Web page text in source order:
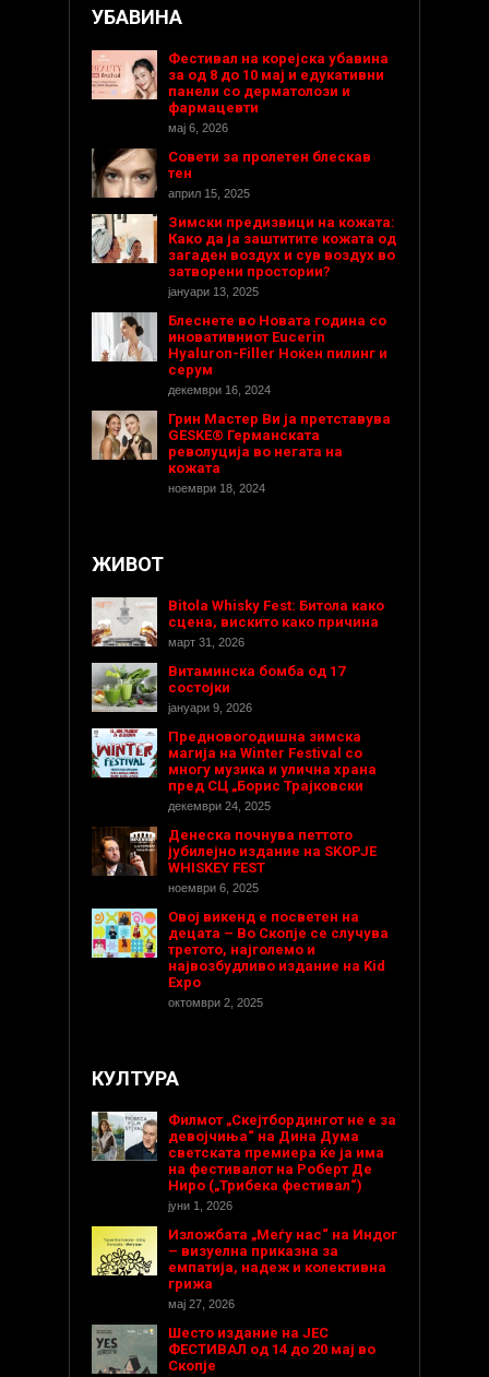
УБАВИНА
Фестивал на корејска убавина
за од 8 до 10 мај и едукативни
панели со дерматолози и
фармацевти
мај 6, 2026
Совети за пролетен блескав
тен
април 15, 2025
Зимски предизвици на кожата:
Како да ја заштитите кожата од
загаден воздух и сув воздух во
затворени простории?
јануари 13, 2025
Блеснете во Новата година со
иновативниот Eucerin
Hyaluron-Filler Ноќен пилинг и
серум
декември 16, 2024
Грин Мастер Ви ја претставува
GESKE® Германската
револуција во негата на
кожата
ноември 18, 2024
ЖИВОТ
Bitola Whisky Fest: Битола како
сцена, вискито како причина
март 31, 2026
Витаминска бомба од 17
состојки
јануари 9, 2026
Предновогодишнa зимска
магија на Winter Festival со
многу музика и улична храна
пред СЦ „Борис Трајковски
декември 24, 2025
Денеска почнува петтото
јубилејно издание на SKOPJE
WHISKEY FEST
ноември 6, 2025
Овој викенд е посветен на
децата – Во Скопје се случува
третото, најголемо и
највозбудливо издание на Kid
Expo
октомври 2, 2025
КУЛТУРА
Филмот „Скејтбордингот не е за
девојчиња“ на Дина Дума
светската премиера ќе ја има
на фестивалот на Роберт Де
Ниро („Трибека фестивал“)
јуни 1, 2026
Изложбата „Меѓу нас“ на Индог
– визуелна приказна за
емпатија, надеж и колективна
грижа
мај 27, 2026
Шесто издание на ЈЕС
ФЕСТИВАЛ од 14 до 20 мај во
Скопје